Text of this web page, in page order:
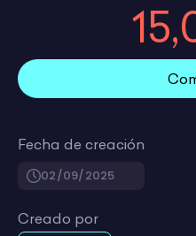
Fecha de creación
02/09/2025
Creado por